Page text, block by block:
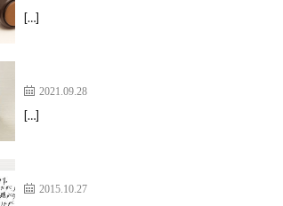
[…]
2021.09.28
[…]
2015.10.27